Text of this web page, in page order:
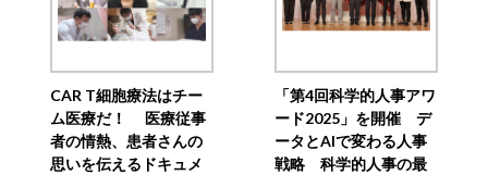
CAR T細胞療法はチー
ム医療だ！ 医療従事
者の情熱、患者さんの
思いを伝えるドキュメ
「第4回科学的人事アワ
ード2025」を開催 デ
ータとAIで変わる人事
戦略 科学的人事の最